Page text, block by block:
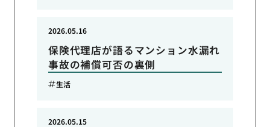
保険代理店が語るマンション水漏れ
事故の補償可否の裏側
2026.05.16
生活
2026.05.15